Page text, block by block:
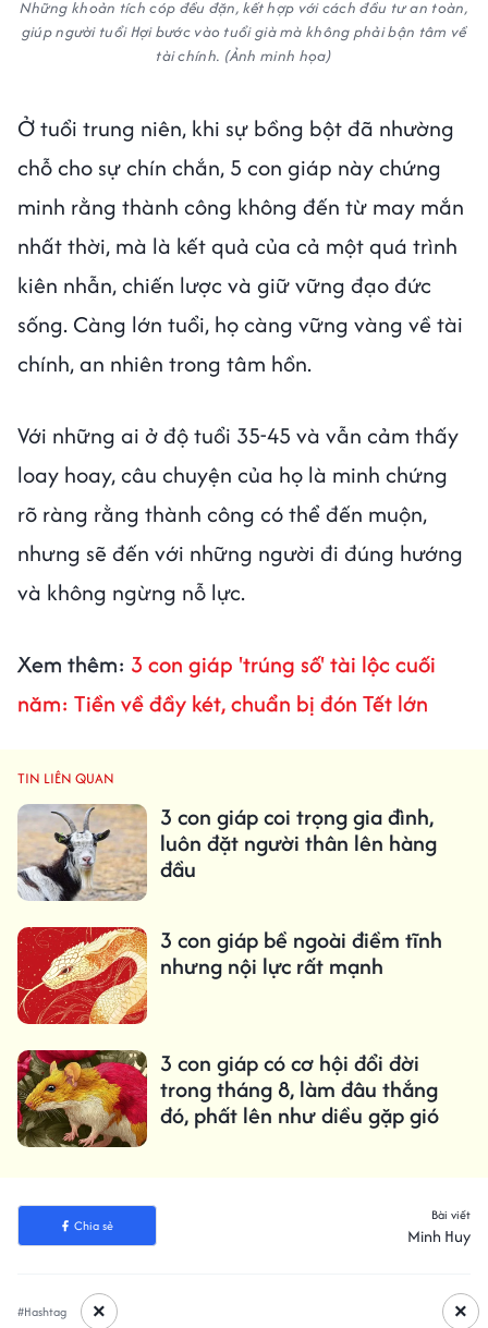
Những khoản tích cóp đều đặn, kết hợp với cách đầu tư an toàn,
giúp người tuổi Hợi bước vào tuổi già mà không phải bận tâm về
tài chính. (Ảnh minh họa)
Ở tuổi trung niên, khi sự bồng bột đã nhường
chỗ cho sự chín chắn, 5 con giáp này chứng
minh rằng thành công không đến từ may mắn
nhất thời, mà là kết quả của cả một quá trình
kiên nhẫn, chiến lược và giữ vững đạo đức
sống. Càng lớn tuổi, họ càng vững vàng về tài
chính, an nhiên trong tâm hồn.
Với những ai ở độ tuổi 35-45 và vẫn cảm thấy
loay hoay, câu chuyện của họ là minh chứng
rõ ràng rằng thành công có thể đến muộn,
nhưng sẽ đến với những người đi đúng hướng
và không ngừng nỗ lực.
Xem thêm: 3 con giáp 'trúng số' tài lộc cuối
năm: Tiền về đầy két, chuẩn bị đón Tết lớn
TIN LIÊN QUAN
3 con giáp coi trọng gia đình,
luôn đặt người thân lên hàng
đầu
3 con giáp bề ngoài điềm tĩnh
nhưng nội lực rất mạnh
3 con giáp có cơ hội đổi đời
trong tháng 8, làm đâu thắng
đó, phất lên như diều gặp gió
Chia sẻ
Bài viết
Minh Huy
#Hashtag ×
×